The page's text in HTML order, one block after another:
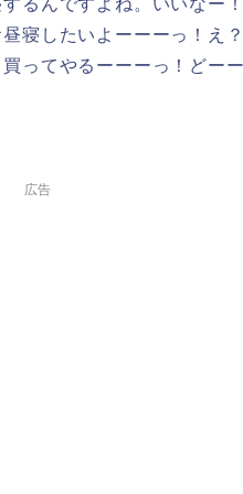
るんですよね。いいなー
寝したいよーーーっ！え
ってやるーーーっ！どー
広告